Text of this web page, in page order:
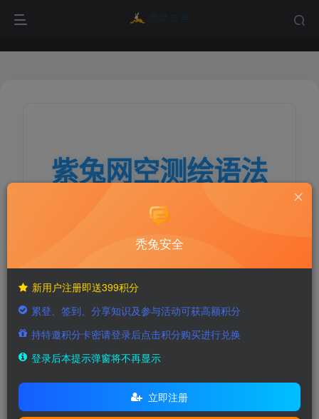
秃兔安全
新用户注册即送399积分
累登、签到、分享知识及参与活动可获高额积分
持特邀积分卡密请登录后点击积分购买进行兑换
登录后本提示弹窗将不再显示
立即注册